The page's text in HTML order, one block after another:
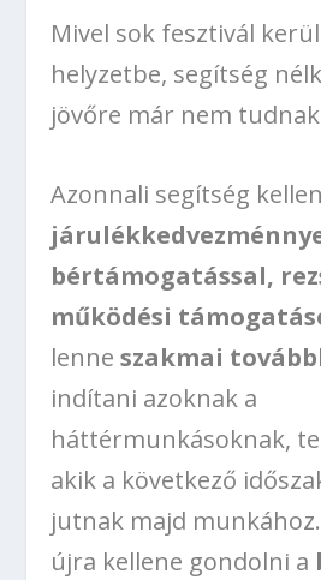
Mivel sok fesztivál
helyzetbe, segítség
jövőre már nem
Azonnali segítség
bértámogatással,
működési
lenneszakmai
indítani azoknak a
háttérmunkásoknak,
akik a következő
jutnak majd
újra kellene gondolni a